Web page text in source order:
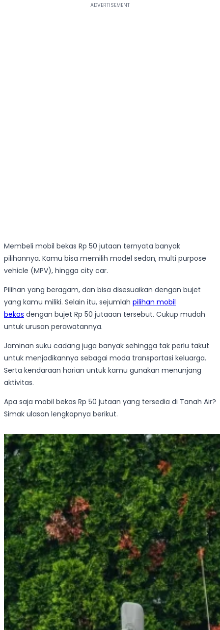
Membeli mobil bekas Rp 50 jutaan ternyata banyak
pilihannya. Kamu bisa memilih model sedan, multi purpose
vehicle (MPV), hingga city car.
Pilihan yang beragam, dan bisa disesuaikan dengan bujet
yang kamu miliki. Selain itu, sejumlah pilihan mobil
bekas dengan bujet Rp 50 jutaaan tersebut. Cukup mudah
untuk urusan perawatannya.
Jaminan suku cadang juga banyak sehingga tak perlu takut
untuk menjadikannya sebagai moda transportasi keluarga.
Serta kendaraan harian untuk kamu gunakan menunjang
aktivitas.
Apa saja mobil bekas Rp 50 jutaan yang tersedia di Tanah Air?
Simak ulasan lengkapnya berikut.